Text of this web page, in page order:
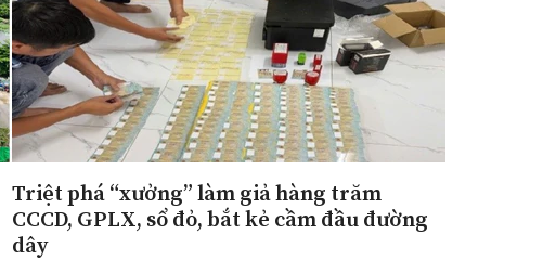
Đăng ký tin tức mới
Triệt phá “xưởng” làm giả hàng trăm
CCCD, GPLX, sổ đỏ, bắt kẻ cầm đầu đường
dây